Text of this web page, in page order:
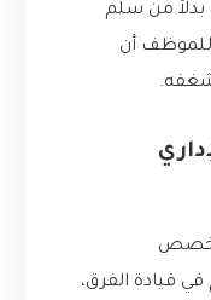
بدلاً من سلم
للموظف أن
مخصص
قيادة الفرق،